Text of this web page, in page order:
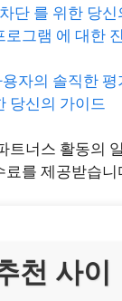
단 를 위한 당신
그램 에 대한
자의 솔직한 평
당신의 가이드
트너스 활동의
를 제공받습니
천 사이